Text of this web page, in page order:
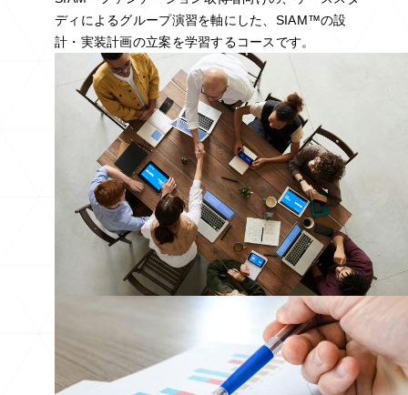
ディによるグループ演習を軸にした、SIAM™の設
計・実装計画の立案を学習するコースです。